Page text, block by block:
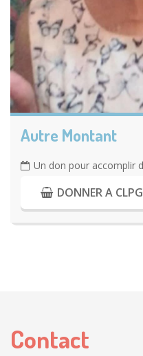
Autre Montant
Un don pour accomplir
DONNER A
Contact